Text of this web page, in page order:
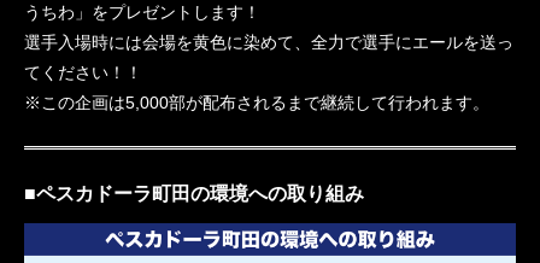
うちわ」をプレゼントします！
選手入場時には会場を黄色に染めて、全力で選手にエールを送っ
てください！！
※この企画は5,000部が配布されるまで継続して行われます。
■ペスカドーラ町田の環境への取り組み